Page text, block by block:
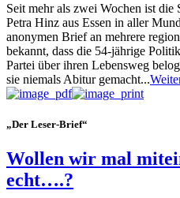
Seit mehr als zwei Wochen ist die
Petra Hinz aus Essen in aller
anonymen Brief an mehrere
bekannt, dass die 54-jährige
Partei über ihren Lebensweg
sie niemals Abitur gemacht...
„Der Leser-Brief“
Wollen wir mal
echt….?